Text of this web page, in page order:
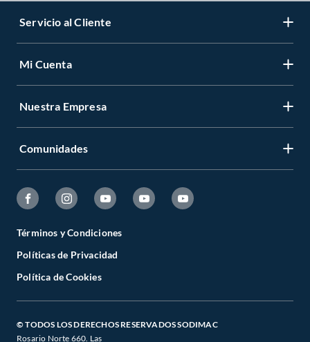
Servicio al Cliente
Mi Cuenta
Nuestra Empresa
Comunidades
Términos y Condiciones
Políticas de Privacidad
Política de Cookies
© TODOS LOS DERECHOS RESERVADOS SODIMAC
Rosario Norte 660. Las